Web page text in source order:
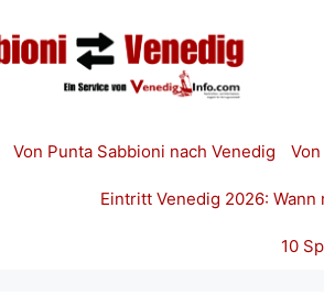
Von Punta Sabbioni nach Venedig
Eintritt Venedig 2026: Wann
10